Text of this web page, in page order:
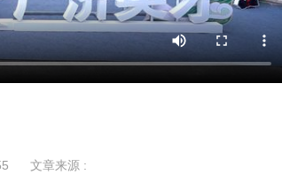
文章来源 :